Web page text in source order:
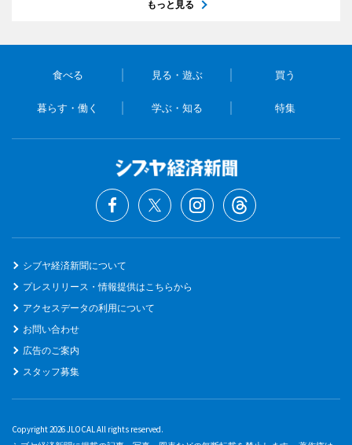
もっと見る
食べる 見る・遊ぶ 買う
暮らす・働く 学ぶ・知る 特集
シブヤ経済新聞について
プレスリリース・情報提供はこちらから
アクセスデータの利用について
お問い合わせ
広告のご案内
スタッフ募集
Copyright 2026 JLOCAL All rights reserved.